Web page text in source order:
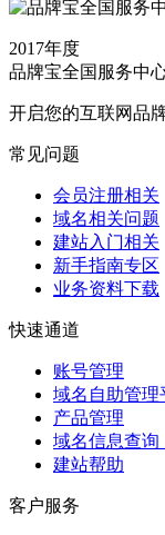
2017年度
品牌宝全国服务中
开启您的互联网品
常见问题
会员注册相关
域名相关问题
建站入门相关
新手指南专区
业务资料下载
快速通道
账号管理
域名自助管理
产品管理
域名信息查询
建站帮助
客户服务